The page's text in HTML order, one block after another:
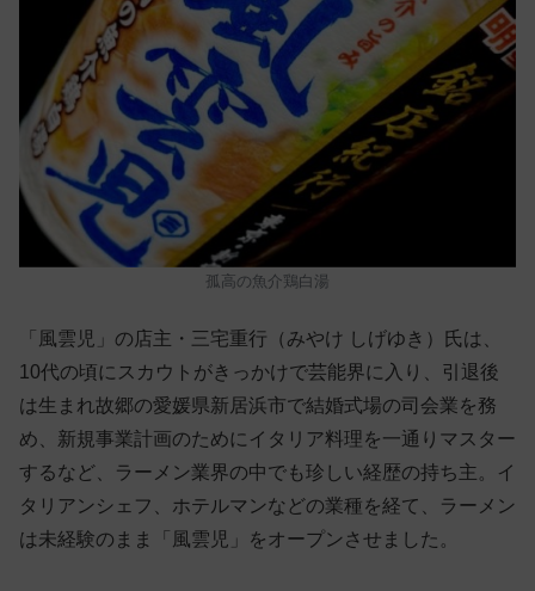
孤高の魚介鶏白湯
「風雲児」の店主・三宅重行（みやけ しげゆき）氏は、
10代の頃にスカウトがきっかけで芸能界に入り、引退後
は生まれ故郷の愛媛県新居浜市で結婚式場の司会業を務
め、新規事業計画のためにイタリア料理を一通りマスター
するなど、ラーメン業界の中でも珍しい経歴の持ち主。イ
タリアンシェフ、ホテルマンなどの業種を経て、ラーメン
は未経験のまま「風雲児」をオープンさせました。